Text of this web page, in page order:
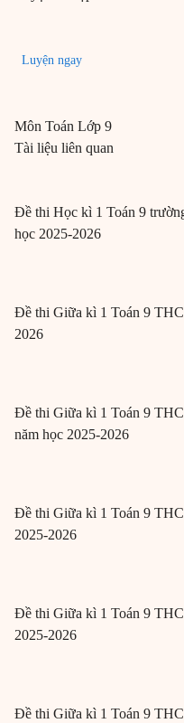
Luyện ngay
Môn Toán Lớp 9
Tài liệu liên quan
Đề thi Học kì 1 Toán 9
học 2025-2026
Đề thi Giữa kì 1 Toán 9
2026
Đề thi Giữa kì 1 Toán 9
năm học 2025-2026
Đề thi Giữa kì 1 Toán 9
2025-2026
Đề thi Giữa kì 1 Toán 9
2025-2026
Đề thi Giữa kì 1 Toán 9